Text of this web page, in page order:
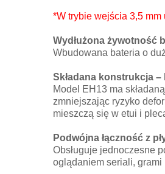
*W trybie wejścia 3,5 mm
Wydłużona żywotność
Wbudowana bateria o
Składana konstrukcja
Model EH13 ma
zmniejszając ryzyko
mieszczą się w etui i
Podwójna łączność z
Obsługuje jednoczesne
oglądaniem seriali, grami